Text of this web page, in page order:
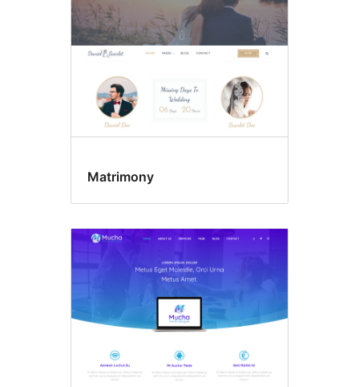
Matrimony